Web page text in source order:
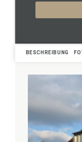
BESCHREIBUNG